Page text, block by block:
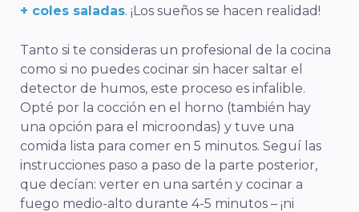
+ coles saladas. ¡Los sueños se hacen realidad!
Tanto si te consideras un profesional de la cocina
como si no puedes cocinar sin hacer saltar el
detector de humos, este proceso es infalible.
Opté por la cocción en el horno (también hay
una opción para el microondas) y tuve una
comida lista para comer en 5 minutos. Seguí las
instrucciones paso a paso de la parte posterior,
que decían: verter en una sartén y cocinar a
fuego medio-alto durante 4-5 minutos – ¡ni